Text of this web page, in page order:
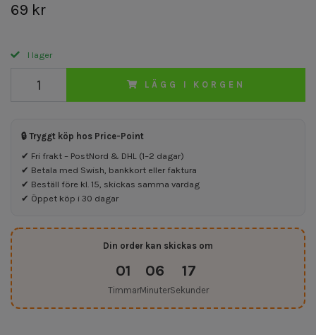
69 kr
I lager
LÄGG I KORGEN
🔒 Tryggt köp hos Price-Point
✔ Fri frakt – PostNord & DHL (1–2 dagar)
✔ Betala med Swish, bankkort eller faktura
✔ Beställ före kl. 15, skickas samma vardag
✔ Öppet köp i 30 dagar
Din order kan skickas om
01
Timmar
06
Minuter
17
Sekunder